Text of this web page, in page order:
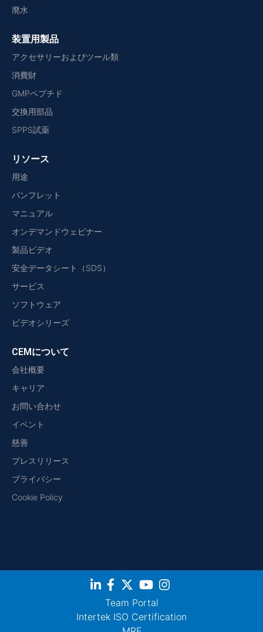
廃水
装置用製品
アクセサリーおよびツール類
消費財
GMPペプチド
交換用部品
SPPS試薬
リソース
用途
パンフレット
マニュアル
オンデマンドウェビナー
製品ビデオ
安全データシート（SDS）
サービス
ソフトウェア
ビデオシリーズ
CEMについて
会社概要
キャリア
お問い合わせ
イベント
慈善
プレスリリース
プライバシー
Cookie Policy
Team Portal
Intertek ISO Certification